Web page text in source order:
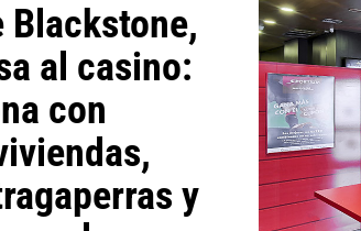
Blackstone,
al casino:
con
y